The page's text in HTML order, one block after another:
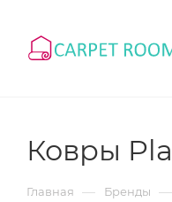
Ковры
Главная — Бренды —